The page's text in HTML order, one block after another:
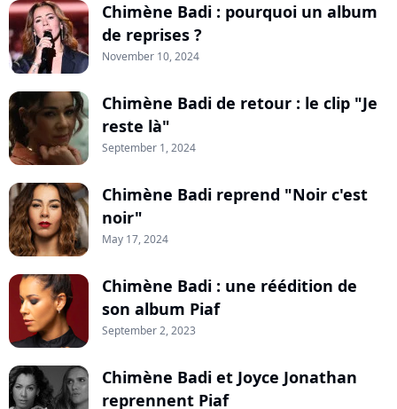
Chimène Badi : pourquoi un album
de reprises ?
November 10, 2024
Chimène Badi de retour : le clip "Je
reste là"
September 1, 2024
Chimène Badi reprend "Noir c'est
noir"
May 17, 2024
Chimène Badi : une réédition de
son album Piaf
September 2, 2023
Chimène Badi et Joyce Jonathan
reprennent Piaf